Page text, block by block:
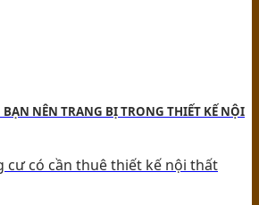
NÊN TRANG BỊ TRONG THIẾT KẾ NỘI
cư có cần thuê thiết kế nội thất